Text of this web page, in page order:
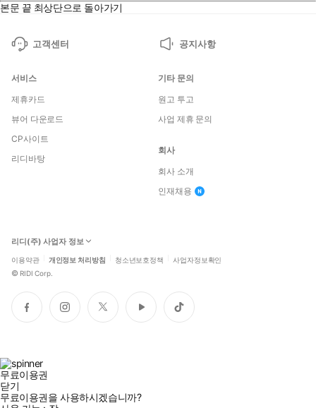
본문 끝 최상단으로 돌아가기
고객센터 공지사항
서비스
제휴카드
뷰어 다운로드
CP사이트
리디바탕
기타 문의
원고 투고
사업 제휴 문의
회사
회사 소개
인재채용
리디(주) 사업자 정보
이용약관 개인정보 처리방침 청소년보호정책 사업자정보확인
© RIDI Corp.
페
이
인
스
트
위
유
튜
틱
톡
무료이용권
닫기
무료이용권을 사용하시겠습니까?